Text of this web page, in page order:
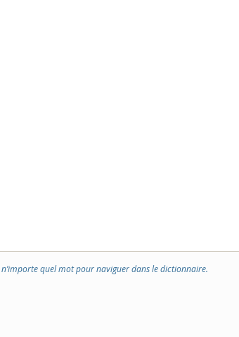
quel mot pour naviguer dans le dictionnaire.